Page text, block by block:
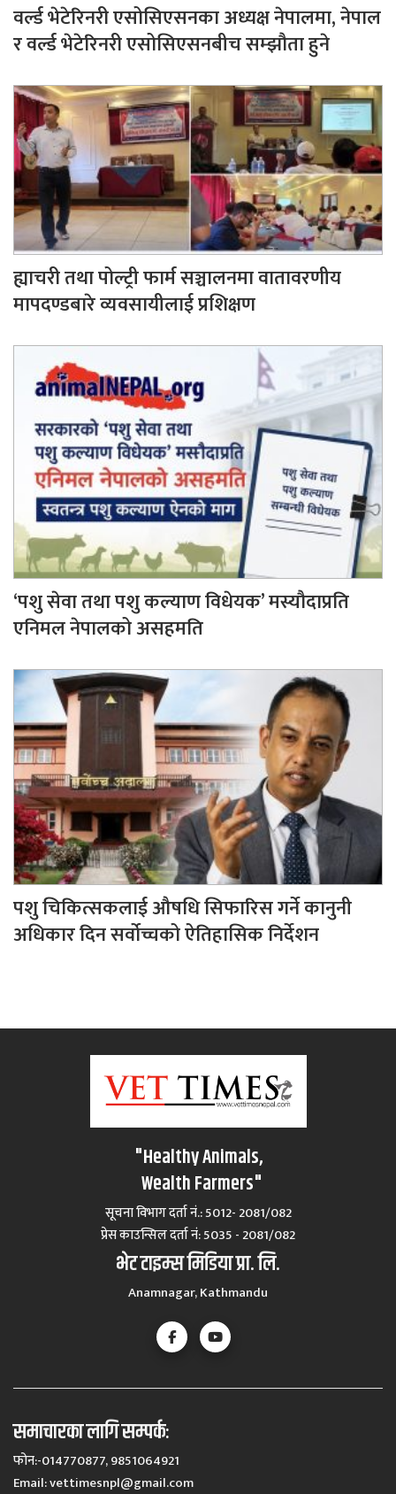
वर्ल्ड भेटेरिनरी एसोसिएसनका अध्यक्ष नेपालमा, नेपाल
र वर्ल्ड भेटेरिनरी एसोसिएसनबीच सम्झौता हुने
ह्याचरी तथा पोल्ट्री फार्म सञ्चालनमा वातावरणीय
मापदण्डबारे व्यवसायीलाई प्रशिक्षण
‘पशु सेवा तथा पशु कल्याण विधेयक’ मस्यौदाप्रति
एनिमल नेपालको असहमति
पशु चिकित्सकलाई औषधि सिफारिस गर्ने कानुनी
अधिकार दिन सर्वोच्चको ऐतिहासिक निर्देशन
"Healthy Animals,
Wealth Farmers"
सूचना विभाग दर्ता नं.: 5012- 2081/082
प्रेस काउन्सिल दर्ता नं‍: 5035 - 2081/082
भेट टाइम्स मिडिया प्रा. लि.
Anamnagar, Kathmandu
समाचारका लागि सम्पर्कः
फोन:-014770877, 9851064921
Email:vettimesnpl@gmail.com